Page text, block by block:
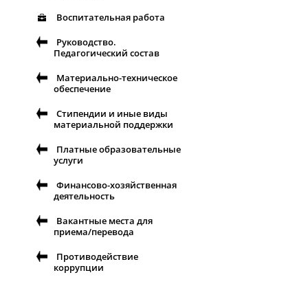
Воспитательная работа
Руководство.
Педагогический состав
Материально-техническое
обеспечение
Стипендии и иные виды
материальной поддержки
Платные образовательные
услуги
Финансово-хозяйственная
деятельность
Вакантные места для
приема/перевода
Противодействие
коррупции